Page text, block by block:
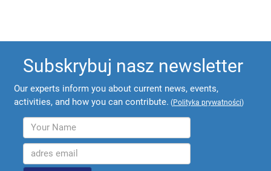
Subskrybuj nasz newsletter
Our experts inform you about current news, events,
activities, and how you can contribute. (Polityka prywatności)